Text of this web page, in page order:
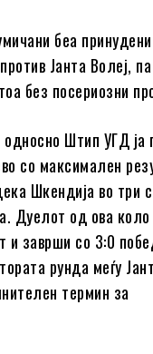
беа
Јанта Волеј,
без посериозни
Штип УГД ја
со максимален
Шкендија во три
Дуелот од ова коло
и заврши со 3:0
рунда меѓу
термин за